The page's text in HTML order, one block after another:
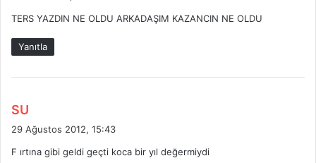
i
k
i
TERS YAZDIN NE OLDU ARKADAŞIM KAZANCIN NE OLDU
Yanıtla
SU
e
i
29 Ağustos 2012, 15:43
F ırtına gibi geldi geçti koca bir yıl değermiydi